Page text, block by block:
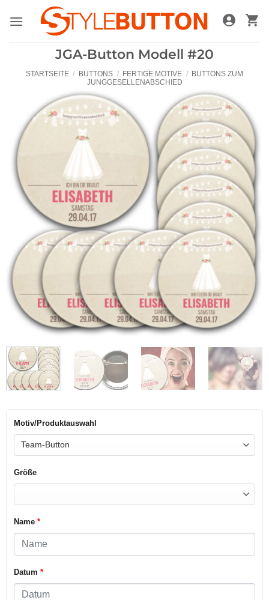
Inhalt
JGA-Button Modell #20
STARTSEITE / BUTTONS / FERTIGE MOTIVE / BUTTONS ZUM
JUNGGESELLENABSCHIED
Motiv/Produktauswahl
Größe
Name*
Datum *